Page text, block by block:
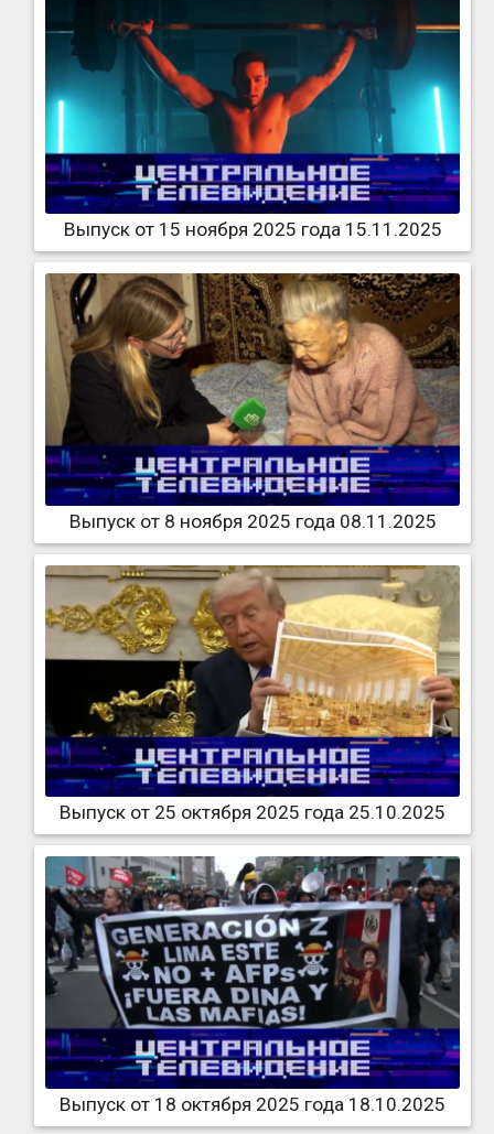
Выпуск от 15 ноября 2025 года 15.11.2025
Выпуск от 8 ноября 2025 года 08.11.2025
Выпуск от 25 октября 2025 года 25.10.2025
Выпуск от 18 октября 2025 года 18.10.2025